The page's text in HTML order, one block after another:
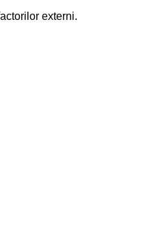
externi.